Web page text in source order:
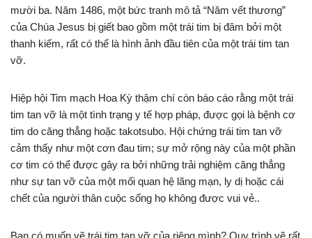
mười ba. Năm 1486, một bức tranh mô tả “Năm vết thương”
của Chúa Jesus bị giết bao gồm một trái tim bị đâm bởi một
thanh kiếm, rất có thể là hình ảnh đầu tiên của một trái tim tan
vỡ.
Hiệp hội Tim mạch Hoa Kỳ thậm chí còn báo cáo rằng một trái
tim tan vỡ là một tình trạng y tế hợp pháp, được gọi là bệnh cơ
tim do căng thẳng hoặc takotsubo. Hội chứng trái tim tan vỡ
cảm thấy như một cơn đau tim; sự mở rộng này của một phần
cơ tim có thể được gây ra bởi những trải nghiệm căng thẳng
như sự tan vỡ của một mối quan hệ lãng mạn, ly dị hoặc cái
chết của người thân cuộc sống họ không được vui vẻ..
Bạn có muốn vẽ trái tim tan vỡ của riêng mình? Quy trình vẽ rất